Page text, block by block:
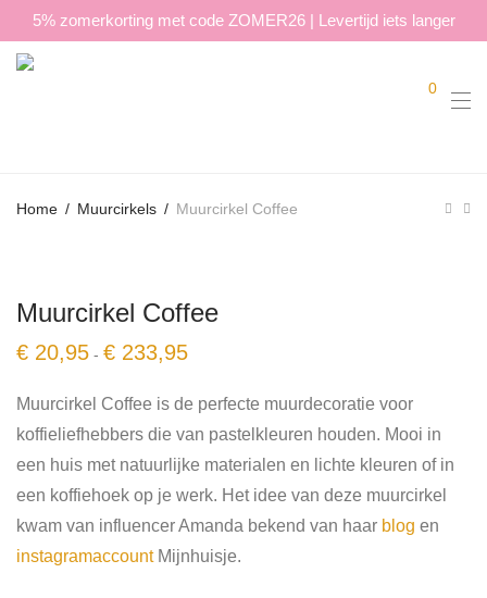
5% zomerkorting met code ZOMER26 | Levertijd iets langer
0
Home / Muurcirkels / Muurcirkel Coffee
Muurcirkel Coffee
€ 20,95 - € 233,95
€ 233,95
Muurcirkel Coffee is de perfecte muurdecoratie voor
koffieliefhebbers die van pastelkleuren houden. Mooi in
een huis met natuurlijke materialen en lichte kleuren of in
een koffiehoek op je werk. Het idee van deze muurcirkel
kwam van influencer Amanda bekend van haar blog en
instagramaccountMijnhuisje.